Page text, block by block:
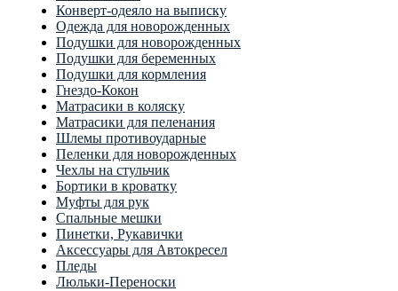
Конверт-одеяло на выписку
Одежда для новорожденных
Подушки для новорожденных
Подушки для беременных
Подушки для кормления
Гнездо-Кокон
Матрасики в коляску
Матрасики для пеленания
Шлемы противоударные
Пеленки для новорожденных
Чехлы на стульчик
Бортики в кроватку
Муфты для рук
Спальные мешки
Пинетки, Рукавички
Аксессуары для Автокресел
Пледы
Люльки-Переноски